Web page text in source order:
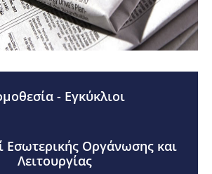
- Εγκύκλιοι
Εσωτερικής Οργάνωσης και
Λειτουργίας